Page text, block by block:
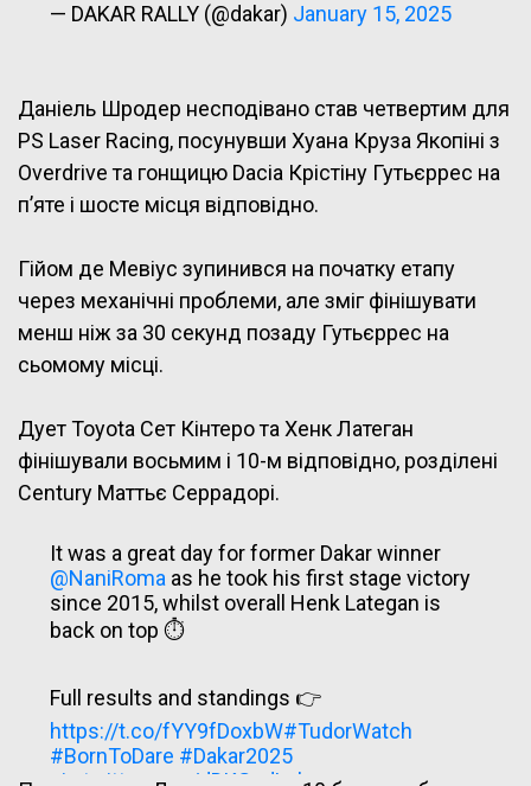
— DAKAR RALLY (@dakar) January 15, 2025
Даніель Шродер несподівано став четвертим для
PS Laser Racing, посунувши Хуана Круза Якопіні з
Overdrive та гонщицю Dacia Крістіну Гутьєррес на
п’яте і шосте місця відповідно.
Гійом де Мевіус зупинився на початку етапу
через механічні проблеми, але зміг фінішувати
менш ніж за 30 секунд позаду Гутьєррес на
сьомому місці.
Дует Toyota Сет Кінтеро та Хенк Латеган
фінішували восьмим і 10-м відповідно, розділені
Century Маттьє Серрадорі.
It was a great day for former Dakar winner
@NaniRoma as he took his first stage victory
since 2015, whilst overall Henk Lategan is
back on top ⏱
Full results and standings 👉
https://t.co/fYY9fDoxbW#TudorWatch
#BornToDare #Dakar2025
pic.twitter.com/dDKGedLehw